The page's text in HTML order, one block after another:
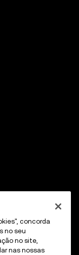
concorda
no seu
no site,
nas nossas